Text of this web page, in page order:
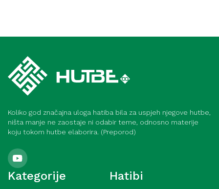
Koliko god značajna uloga hatiba bila za uspjeh njegove hutbe,
ništa manje ne zaostaje ni odabir teme, odnosno materije
koju tokom hutbe elaborira. (Preporod)
Kategorije Hatibi